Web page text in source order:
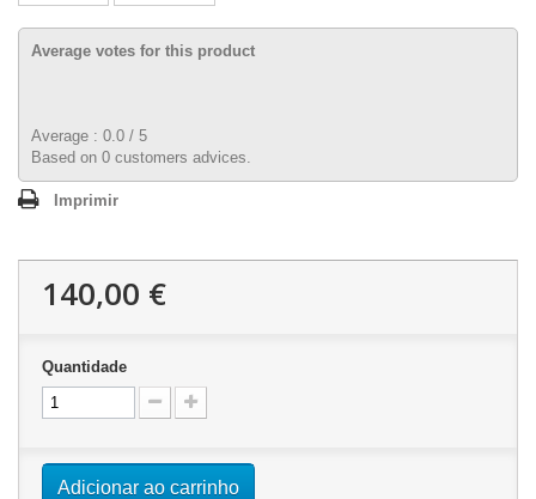
Average votes for this product
Average : 0.0 / 5
Based on 0 customers advices.
Imprimir
140,00 €
Quantidade
Adicionar ao carrinho